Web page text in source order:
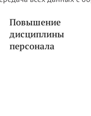
Повышение
дисциплины
персонала